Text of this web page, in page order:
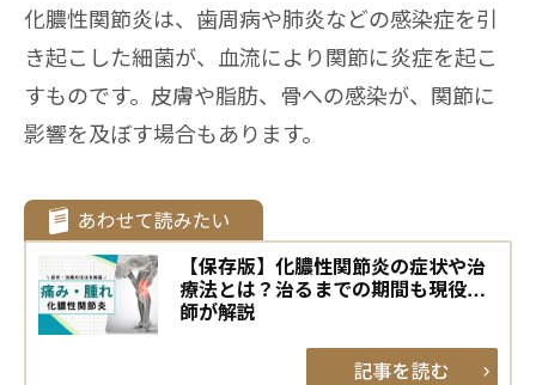
化膿性関節炎は、歯周病や肺炎などの感染症を引
き起こした細菌が、血流により関節に炎症を起こ
すものです。皮膚や脂肪、骨への感染が、関節に
影響を及ぼす場合もあります。
【保存版】化膿性関節炎の症状や治
療法とは？治るまでの期間も現役医
師が解説